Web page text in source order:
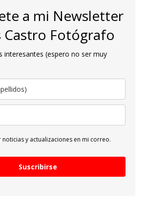
a mi Newsletter
Castro Fotógrafo
interesantes (espero no ser muy
y actualizaciones en mi correo.
Suscribirse